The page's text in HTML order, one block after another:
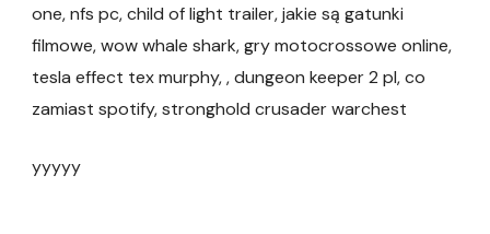
one, nfs pc, child of light trailer, jakie są gatunki
filmowe, wow whale shark, gry motocrossowe online,
tesla effect tex murphy, , dungeon keeper 2 pl, co
zamiast spotify, stronghold crusader warchest
yyyyy